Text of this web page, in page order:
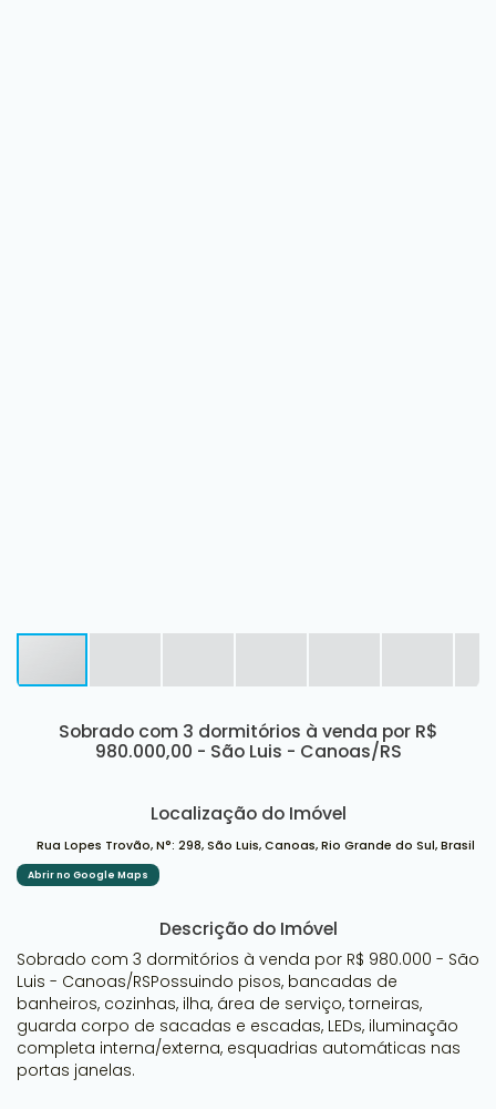
Sobrado com 3 dormitórios à venda por R$
980.000,00 - São Luis - Canoas/RS
Localização do Imóvel
Rua Lopes Trovão, N°: 298, São Luis, Canoas, Rio Grande do Sul, Brasil
Abrir no Google Maps
Descrição do Imóvel
Sobrado com 3 dormitórios à venda por R$ 980.000 - São
Luis - Canoas/RSPossuindo pisos, bancadas de
banheiros, cozinhas, ilha, área de serviço, torneiras,
guarda corpo de sacadas e escadas, LEDs, iluminação
completa interna/externa, esquadrias automáticas nas
portas janelas.